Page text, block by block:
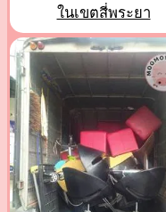
ในเขตสี่พระยา